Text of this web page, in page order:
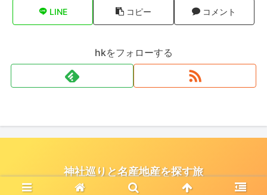
LINE コピー コメント
hkをフォローする
神社巡りと名産地産を探す旅
© 2021 神社巡りと名産地産を探す旅.